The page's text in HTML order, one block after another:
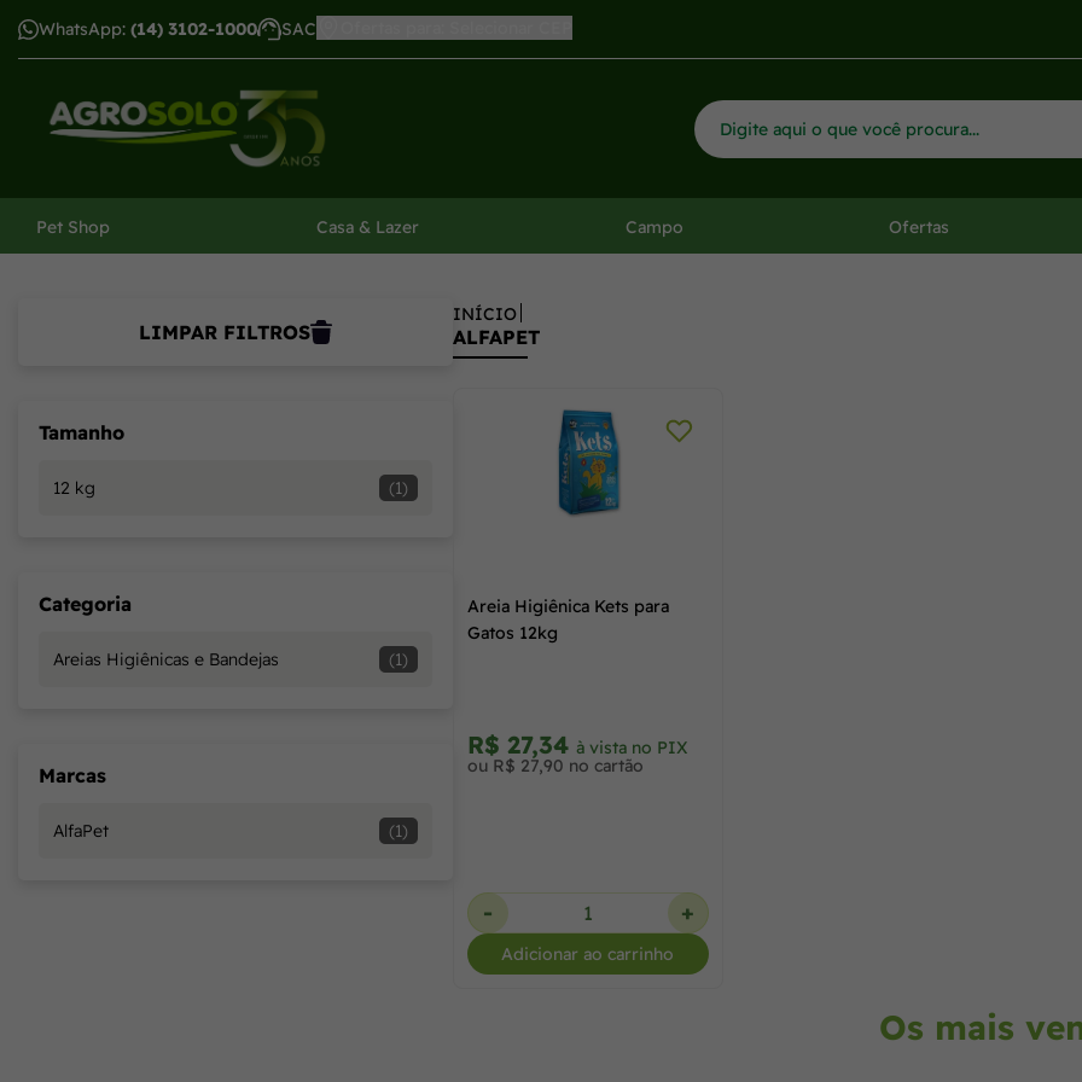
WhatsApp: (14) 3102-1000 SAC
Pet Shop Casa & Lazer Campo Ofertas
menu
LIMPAR FILTROS
Tamanho
12 kg (1)
Categoria
Areias Higiênicas e Bandejas (1)
Marcas
AlfaPet (1)
INÍCIO
ALFAPET
Areia Higiênica Kets para
Gatos 12kg
R$ 27,34 à vista no PIX
ou R$ 27,90 no cartão
- +
Adicionar ao carrinho
Os mais